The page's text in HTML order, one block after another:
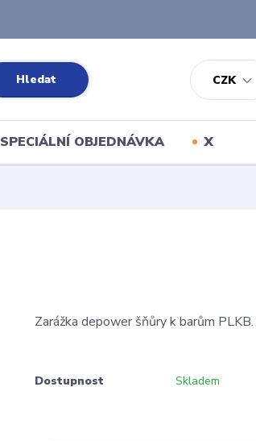
CZK
Hledat
SPECIÁLNÍ OBJEDNÁVKA X
Zarážka depower šňůry k barům PLKB.
Dostupnost Skladem